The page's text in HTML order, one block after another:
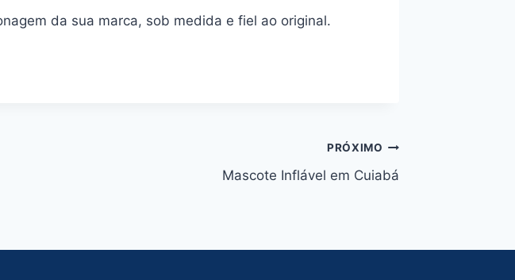
da sua marca, sob medida e fiel ao original.
PRÓXIMO
Mascote Inflável em Cuiabá